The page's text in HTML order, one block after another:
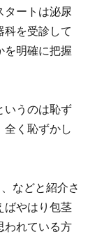
タートは泌尿
科を受診して
を明確に把握
いうのは恥ず
全く恥ずかし
などと紹介さ
ばやはり包茎
われている方